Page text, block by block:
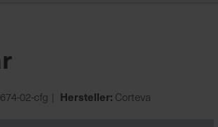
02-cfg Hersteller: Corteva